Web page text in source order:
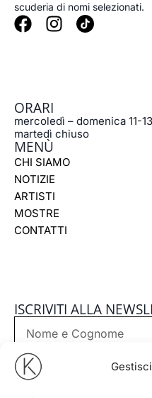
scuderia di nomi selezionati.
F
o
o
k
I
g
r
m
ORARI
mercoledì – domenica 11-
martedì chiuso
MENÙ
CHI SIAMO
NOTIZIE
ARTISTI
MOSTRE
CONTATTI
ISCRIVITI ALLA
Cognome
Email